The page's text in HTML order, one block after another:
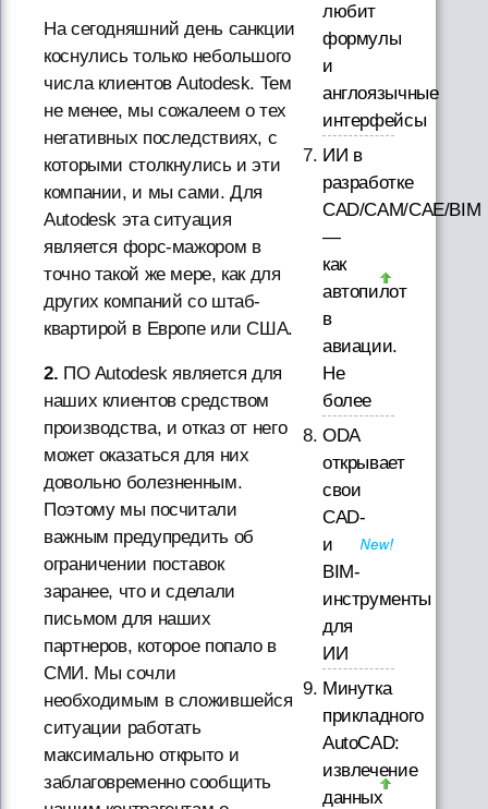
На сегодняшний день санкции
коснулись только небольшого
числа клиентов Autodesk. Тем
не менее, мы сожалеем о тех
негативных последствиях, с
которыми столкнулись и эти
компании, и мы сами. Для
Autodesk эта ситуация
является форс-мажором в
точно такой же мере, как для
других компаний со штаб-
квартирой в Европе или США.
2. ПО Autodesk является для
наших клиентов средством
производства, и отказ от него
может оказаться для них
довольно болезненным.
Поэтому мы посчитали
важным предупредить об
ограничении поставок
заранее, что и сделали
письмом для наших
партнеров, которое попало в
СМИ. Мы сочли
необходимым в сложившейся
ситуации работать
максимально открыто и
заблаговременно сообщить
любит
формулы
и
англоязычные
интерфейсы
ИИ в
разработке
CAD/CAM/CAE/BIM
—
как
автопилот
в
авиации.
Не
более
ODA
открывает
свои
CAD-
и
BIM-
инструменты
для
ИИ
Минутка
прикладного
AutoCAD:
извлечение
данных